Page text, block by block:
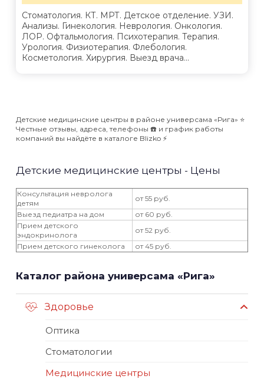
Стоматология. КТ. МРТ. Детское отделение. УЗИ.
Анализы. Гинекология. Неврология. Онкология.
ЛОР. Офтальмология. Психотерапия. Терапия.
Урология. Физиотерапия. Флебология.
Косметология. Хирургия. Выезд врача...
Детские медицинские центры в районе универсама «Рига» ⭐️
Честные отзывы, адреса, телефоны ☎️ и график работы
компаний вы найдёте в каталоге Blizko ⚡️
Детские медицинские центры - Цены
Консультация невролога
детям
от 55 руб.
Выезд педиатра на дом
от 60 руб.
Прием детского
эндокринолога
от 52 руб.
Прием детского гинеколога
от 45 руб.
Каталог района универсама «Рига»
Здоровье
Оптика
Стоматологии
Медицинские центры